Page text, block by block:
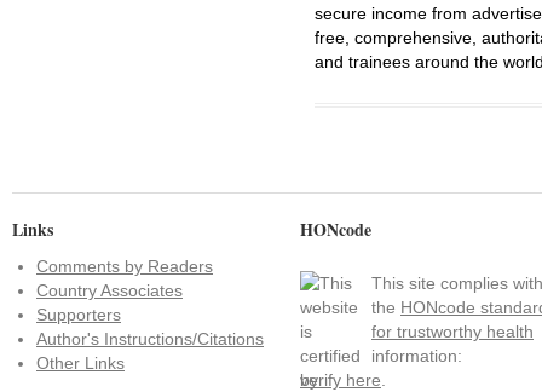
secure income from
free, comprehensive,
and trainees around the
Links
Comments by Readers
Country Associates
Supporters
Author's Instructions/Citations
Other Links
HONcode
This site complies with
the HONcode
for trustworthy health
information:
verify here